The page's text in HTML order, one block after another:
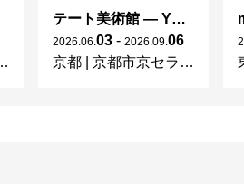
テート美術館 ― YBA & BEYOND 世界を変えた90s英国アート
2026 06 03 - 2026 09 06
京都
京都市京セラ美術館